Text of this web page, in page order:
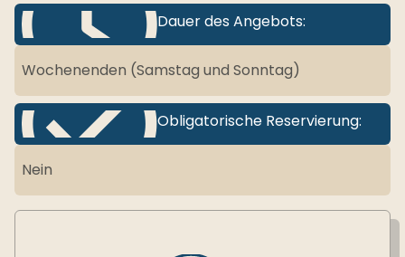
Dauer des Angebots:
Wochenenden (Samstag und Sonntag)
Obligatorische Reservierung:
Nein